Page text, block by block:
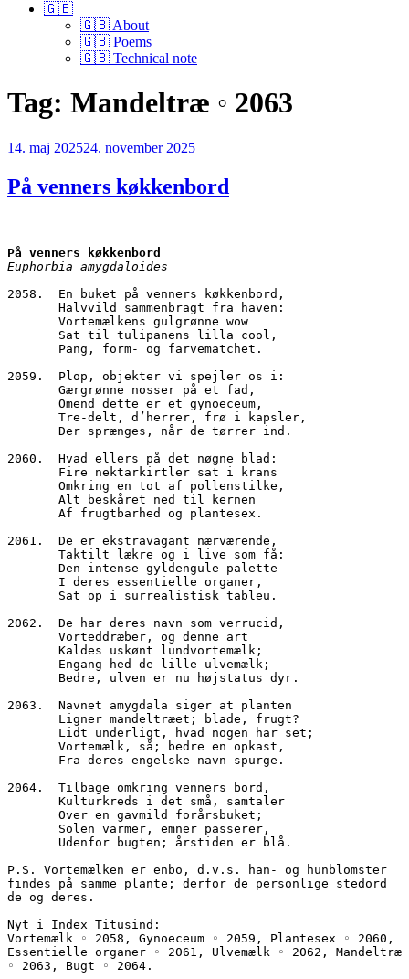
🇬🇧
🇬🇧 About
🇬🇧 Poems
🇬🇧 Technical note
Tag: Mandeltræ ◦ 2063
Udgivet
14. maj 202524. november 2025
På venners køkkenbord
På venners køkkenbord
Euphorbia amygdaloides
2058.  En buket på venners køkkenbord,
       Halvvild sammenbragt fra haven:
       Vortemælkens gulgrønne wow
       Sat til tulipanens lilla cool,
       Pang, form- og farvematchet.
2059.  Plop, objekter vi spejler os i:
       Gærgrønne nosser på et fad,
       Omend dette er et gynoeceum,
       Tre-delt, d’herrer, frø i kapsler,
       Der sprænges, når de tørrer ind.
2060.  Hvad ellers på det nøgne blad:
       Fire nektarkirtler sat i krans
       Omkring en tot af pollenstilke,
       Alt beskåret ned til kernen
       Af frugtbarhed og plantesex.
2061.  De er ekstravagant nærværende,
       Taktilt lækre og i live som få:
       Den intense gyldengule palette
       I deres essentielle organer,
       Sat op i surrealistisk tableu.
2062.  De har deres navn som verrucid,
       Vorteddræber, og denne art
       Kaldes uskønt lundvortemælk;
       Engang hed de lille ulvemælk;
       Bedre, ulven er nu højstatus dyr.
2063.  Navnet amygdala siger at planten
       Ligner mandeltræet; blade, frugt?
       Lidt underligt, hvad nogen har set;
       Vortemælk, så; bedre en opkast,
       Fra deres engelske navn spurge.
2064.  Tilbage omkring venners bord,
       Kulturkreds i det små, samtaler
       Over en gavmild forårsbuket;
       Solen varmer, emner passerer,
       Udenfor bugten; årstiden er blå.
P.S. Vortemælken er enbo, d.v.s. han- og hunblomster
findes på samme plante; derfor de personlige stedord
de og deres.
Nyt i Index Titusind:
Vortemælk ◦ 2058, Gynoeceum ◦ 2059, Plantesex ◦ 2060,
Essentielle organer ◦ 2061, Ulvemælk ◦ 2062, Mandeltræ
◦ 2063, Bugt ◦ 2064.